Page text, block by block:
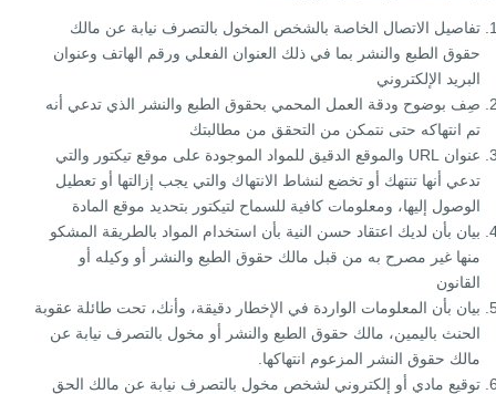
تفاصيل الاتصال الخاصة بالشخص المخول بالتصرف نيابة عن مالك
حقوق الطبع والنشر بما في ذلك العنوان الفعلي ورقم الهاتف وعنوان
البريد الإلكتروني
صِف بوضوح ودقة العمل المحمي بحقوق الطبع والنشر الذي تدعي أنه
تم انتهاكه حتى نتمكن من التحقق من مطالبتك
عنوان URL والموقع الدقيق للمواد الموجودة على موقع تيكتور والتي
تدعي أنها تنتهك أو تخضع لنشاط الانتهاك والتي يجب إزالتها أو تعطيل
الوصول إليها، ومعلومات كافية للسماح لتيكتور بتحديد موقع المادة
بيان بأن لديك اعتقاد حسن النية بأن استخدام المواد بالطريقة المشكو
منها غير مصرح به من قبل مالك حقوق الطبع والنشر أو وكيله أو
القانون
بيان بأن المعلومات الواردة في الإخطار دقيقة، وأنك، تحت طائلة عقوبة
الحنث باليمين، مالك حقوق الطبع والنشر أو مخول بالتصرف نيابة عن
مالك حقوق النشر المزعوم انتهاكها.
توقيع مادي أو إلكتروني لشخص مخول بالتصرف نيابة عن مالك الحق